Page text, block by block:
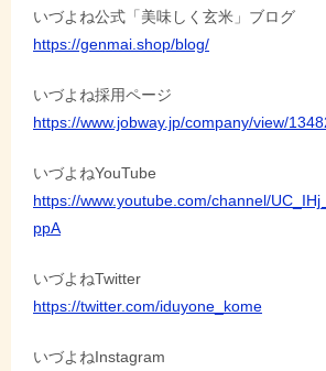
いづよね公式「美味しく玄米」ブログ
https://genmai.shop/blog/
いづよね採用ページ
https://www.jobway.jp/company/view/
いづよねYouTube
https://www.youtube.com/channel/
ppA
いづよねTwitter
https://twitter.com/iduyone_kome
いづよねInstagram